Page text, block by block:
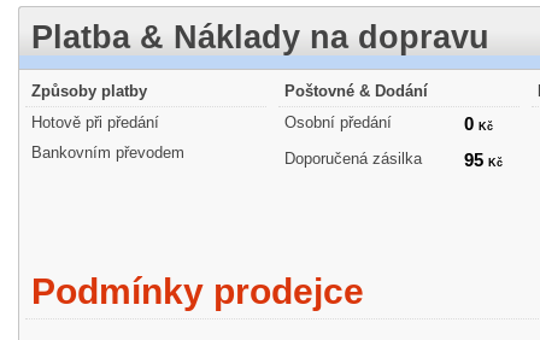
Platba & Náklady na dopravu
Způsoby platby
Hotově při předání
Bankovním převodem
Poštovné & Dodání
Osobní předání
0 Kč
Doporučená zásilka 95 Kč
Podmínky prodejce